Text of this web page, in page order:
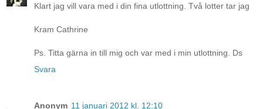
Klart jag vill vara med i din fina utlottning. Två lotter tar jag
Kram Cathrine
Ps. Titta gärna in till mig och var med i min utlottning. Ds
Svara
Anonym 11 januari 2012 kl. 12:10